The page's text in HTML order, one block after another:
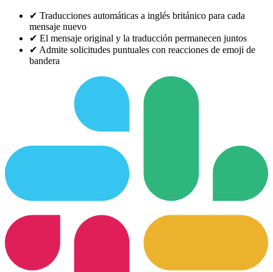
✔ Traducciones automáticas a inglés británico para cada
mensaje nuevo
✔ El mensaje original y la traducción permanecen juntos
✔ Admite solicitudes puntuales con reacciones de emoji de
bandera